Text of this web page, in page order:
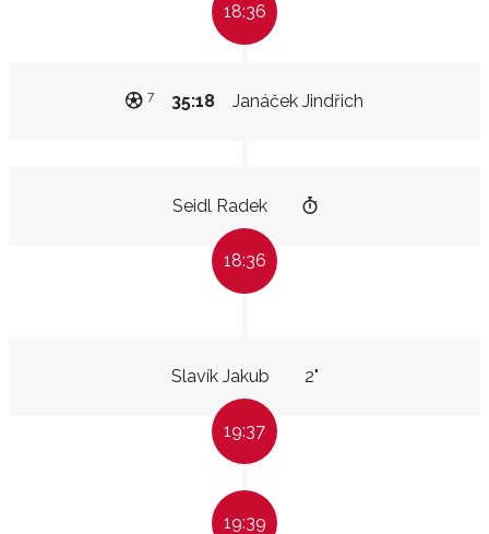
18:36
Janáček Jindřich
35:18
7
Seidl Radek
18:36
Slavík Jakub 2"
19:37
19:39